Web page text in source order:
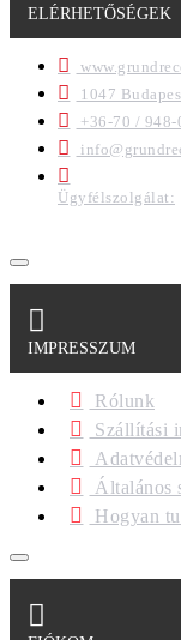
ELÉRHETŐSÉGEK
1047
+36-70 / 948-
Ügyfélszolgálat:
IMPRESSZUM
Rólunk
Szállítási
Általános
Hogyan